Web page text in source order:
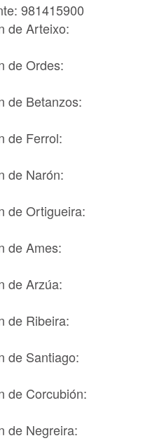
981415900
de Arteixo:
de Ordes:
de Betanzos:
de Ferrol:
de Narón:
de Ortigueira:
de Ames:
de Arzúa:
de Ribeira:
de Santiago:
de Corcubión:
de Negreira: